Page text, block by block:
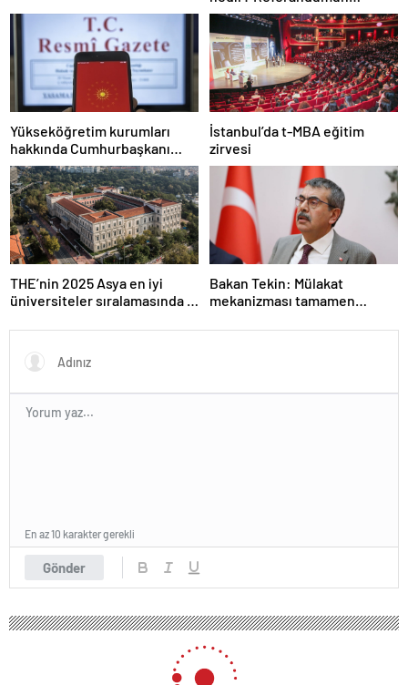
yapılma nedenleri
Yükseköğretim kurumları
hakkında Cumhurbaşkanı
kararı Resmi Gazete’de
İstanbul’da t-MBA eğitim
zirvesi
THE’nin 2025 Asya en iyi
üniversiteler sıralamasında 4
girdi
Bakan Tekin: Mülakat
mekanizması tamamen
Gönder
En az 10 karakter gerekli